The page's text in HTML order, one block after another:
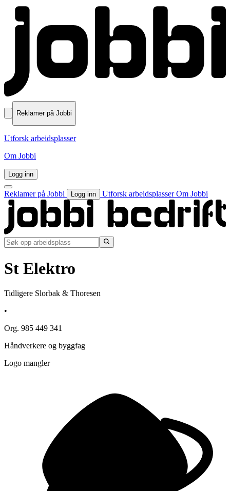
Reklamer på Jobbi
Utforsk arbeidsplasser
Om Jobbi
Logg inn
Reklamer på Jobbi Logg inn Utforsk arbeidsplasserOm Jobbi
St Elektro
Tidligere Slorbak & Thoresen
•
Org. 985 449 341
Håndverkere og byggfag
Logo mangler